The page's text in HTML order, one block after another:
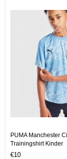
PUMA Manchester
Trainingshirt Kinder
€10